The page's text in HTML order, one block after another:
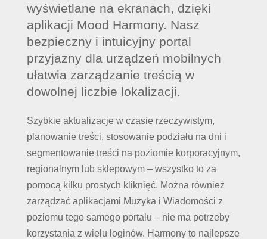
wyświetlane na ekranach, dzięki
aplikacji Mood Harmony. Nasz
bezpieczny i intuicyjny portal
przyjazny dla urządzeń mobilnych
ułatwia zarządzanie treścią w
dowolnej liczbie lokalizacji.
Szybkie aktualizacje w czasie rzeczywistym,
planowanie treści, stosowanie podziału na dni i
segmentowanie treści na poziomie korporacyjnym,
regionalnym lub sklepowym – wszystko to za
pomocą kilku prostych kliknięć. Można również
zarządzać aplikacjami Muzyka i Wiadomości z
poziomu tego samego portalu – nie ma potrzeby
korzystania z wielu loginów. Harmony to najlepsze